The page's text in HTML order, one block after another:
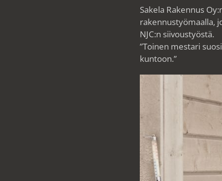
Sakela Rakennus
rakennustyömaalla,
NJC:n siivoustyöstä.
”Toinen mestari
kuntoon.”